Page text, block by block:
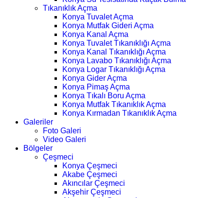
Tıkanıklık Açma
Konya Tuvalet Açma
Konya Mutfak Gideri Açma
Konya Kanal Açma
Konya Tuvalet Tıkanıklığı Açma
Konya Kanal Tıkanıklığı Açma
Konya Lavabo Tıkanıklığı Açma
Konya Logar Tıkanıklığı Açma
Konya Gider Açma
Konya Pimaş Açma
Konya Tıkalı Boru Açma
Konya Mutfak Tıkanıklık Açma
Konya Kırmadan Tıkanıklık Açma
Galeriler
Foto Galeri
Video Galeri
Bölgeler
Çeşmeci
Konya Çeşmeci
Akabe Çeşmeci
Akıncılar Çeşmeci
Akşehir Çeşmeci